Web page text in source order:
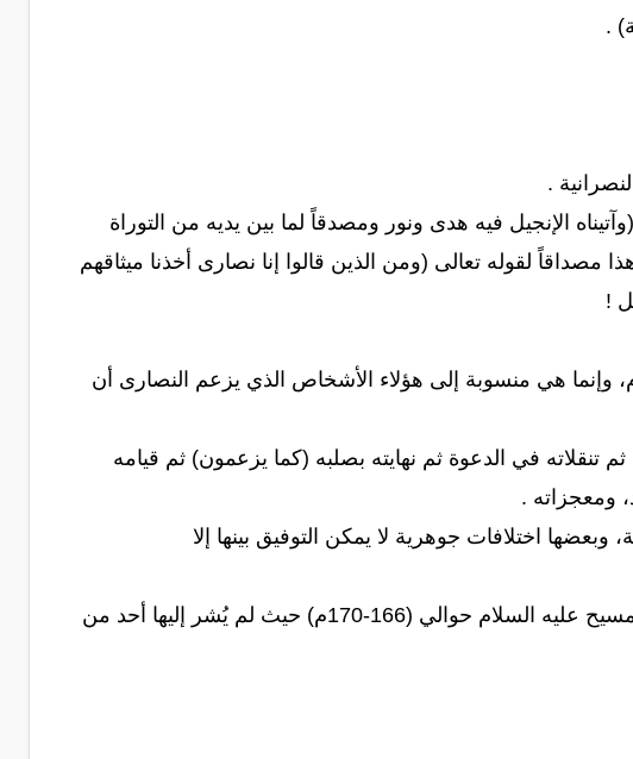
.
.
الإنجيل فيه هدى ونور ومصدقاً لما بين يديه من التوراة
لقوله تعالى (ومن الذين قالوا إنا نصارى أخذنا ميثاقهم
!
وإنما هي منسوبة إلى هؤلاء الأشخاص الذي يزعم النصارى أن
تنقلاته في الدعوة ثم نهايته بصلبه (كما يزعمون) ثم قيامه
ومعجزاته .
وبعضها اختلافات جوهرية لا يمكن التوفيق بينها إلا
إضافة إلى أن هذه الأناجيل الأربعة لم تعرف إلا في زمن متأخر بعد رفع المسيح عليه السلام حوالي (166-170م) حيث لم يُشر إليها أحد من